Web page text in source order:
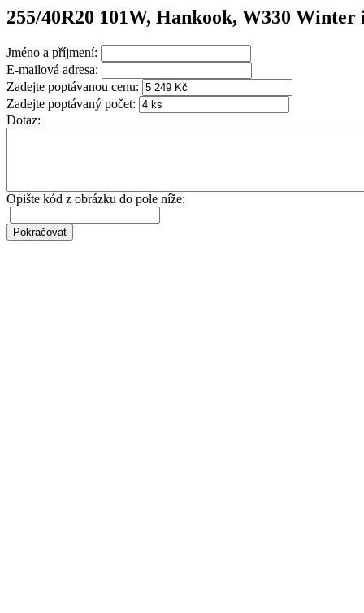
255/40R20 101W, Hankook, W330
Jméno a příjmení:
E-mailová adresa:
Zadejte poptávanou cenu:
Zadejte poptávaný počet:
Dotaz:
Opište kód z obrázku do pole níže: